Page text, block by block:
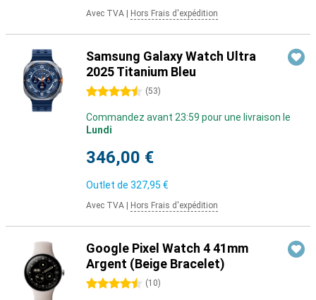
Avec TVA Hors Frais d'expédition
Samsung Galaxy Watch Ultra
2025 Titanium Bleu
4.5 étoiles (53)
Commandez avant 23:59 pour une livraison le
Lundi
346,00 €
Outlet de 327,95 €
Avec TVA Hors Frais d'expédition
Google Pixel Watch 4 41mm
Argent (Beige Bracelet)
4.5 étoiles (10)